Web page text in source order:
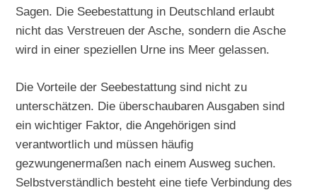
Sagen. Die Seebestattung in Deutschland erlaubt
nicht das Verstreuen der Asche, sondern die Asche
wird in einer speziellen Urne ins Meer gelassen.
Die Vorteile der Seebestattung sind nicht zu
unterschätzen. Die überschaubaren Ausgaben sind
ein wichtiger Faktor, die Angehörigen sind
verantwortlich und müssen häufig
gezwungenermaßen nach einem Ausweg suchen.
Selbstverständlich besteht eine tiefe Verbindung des